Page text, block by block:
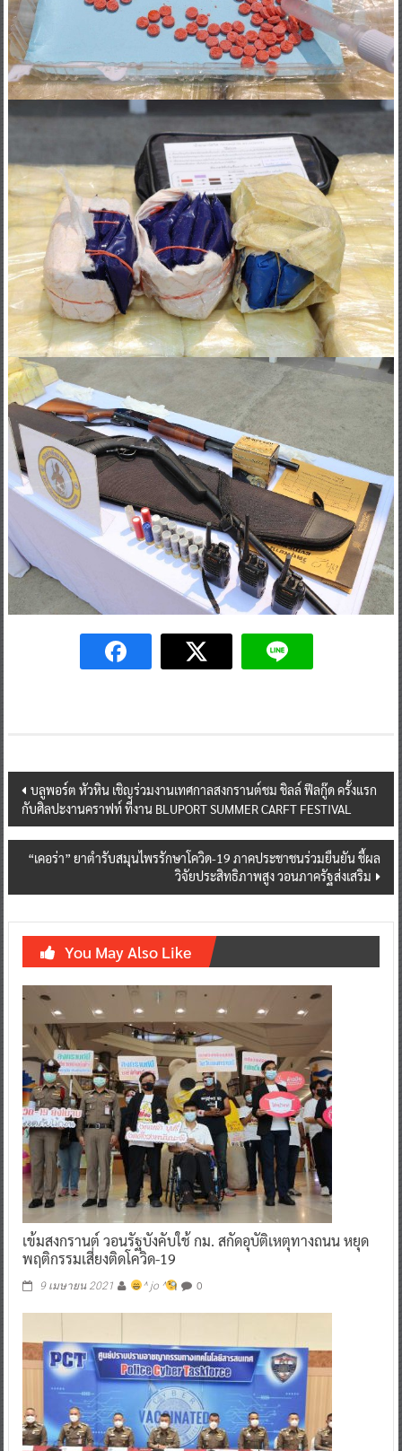
Post
navigation
บลูพอร์ต หัวหิน เชิญร่วมงานเทศกาลสงกรานต์ชม ชิลล์ ฟีลกู๊ด ครั้งแรก
กับศิลปะงานคราฟท์ ที่งาน BLUPORT SUMMER CARFT FESTIVAL
“เคอร่า” ยาตำรับสมุนไพรรักษาโควิด-19 ภาคประชาชนร่วมยืนยัน ชี้ผล
วิจัยประสิทธิภาพสูง วอนภาครัฐส่งเสริม
You May Also Like
เข้มสงกรานต์ วอนรัฐบังคับใช้ กม. สกัดอุบัติเหตุทางถนน หยุด
พฤติกรรมเสี่ยงติดโควิด-19
9 เมษายน 2021 ^ jo ^ 0